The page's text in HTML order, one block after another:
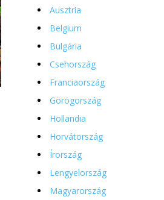
Ausztria
Belgium
Bulgária
Csehország
Franciaország
Görögország
Hollandia
Horvátország
Írország
Lengyelország
Magyarország